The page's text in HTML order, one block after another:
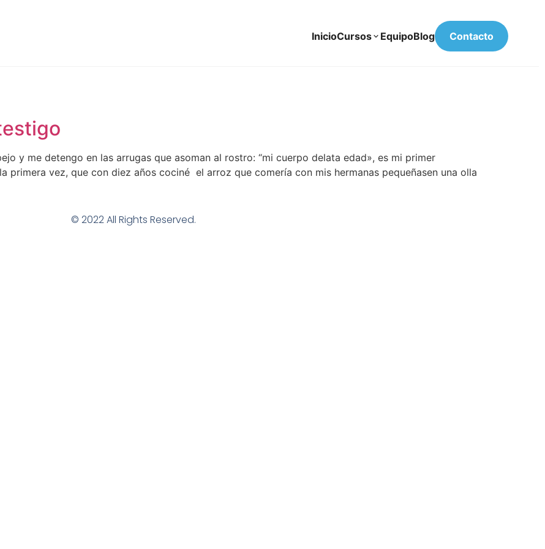
InicioCursos EquipoBlog Contacto
y me detengo en las arrugas que asoman al rostro: “mi cuerpo delata edad», es mi primer
primera vez, que con diez años cociné el arroz que comería con mis hermanas pequeñasen una olla
© 2022 All Rights Reserved.